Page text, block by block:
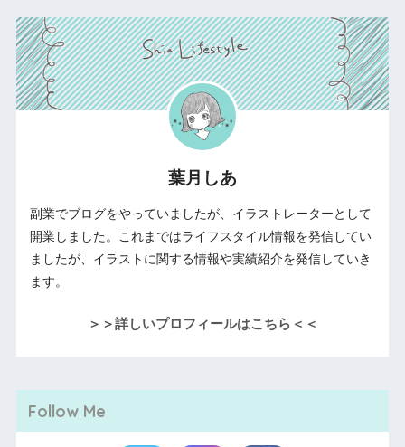
葉月しあ
副業でブログをやっていましたが、イラストレーターとして
開業しました。これまではライフスタイル情報を発信してい
ましたが、イラストに関する情報や実績紹介を発信していき
ます。
＞＞詳しいプロフィールはこちら＜＜
Follow Me